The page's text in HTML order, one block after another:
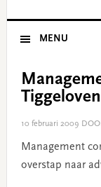
MENU
10 februari 2009
Management
overstap naar